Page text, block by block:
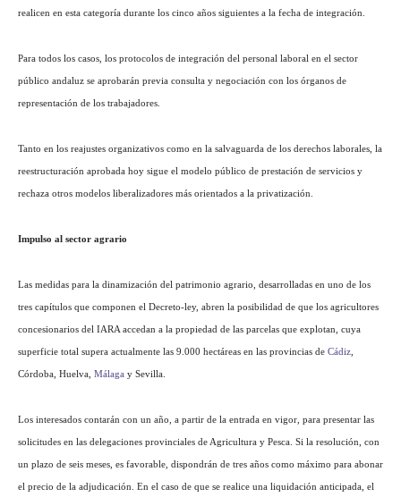
realicen en esta categoría durante los cinco años siguientes a la fecha de integración.
Para todos los casos, los protocolos de integración del personal laboral en el sector
público andaluz se aprobarán previa consulta y negociación con los órganos de
representación de los trabajadores.
Tanto en los reajustes organizativos como en la salvaguarda de los derechos laborales, la
reestructuración aprobada hoy sigue el modelo público de prestación de servicios y
rechaza otros modelos liberalizadores más orientados a la privatización.
Impulso al sector agrario
Las medidas para la dinamización del patrimonio agrario, desarrolladas en uno de los
tres capítulos que componen el Decreto-ley, abren la posibilidad de que los agricultores
concesionarios del IARA accedan a la propiedad de las parcelas que explotan, cuya
superficie total supera actualmente las 9.000 hectáreas en las provincias de Cádiz,
Córdoba, Huelva, Málaga y Sevilla.
Los interesados contarán con un año, a partir de la entrada en vigor, para presentar las
solicitudes en las delegaciones provinciales de Agricultura y Pesca. Si la resolución, con
un plazo de seis meses, es favorable, dispondrán de tres años como máximo para abonar
el precio de la adjudicación. En el caso de que se realice una liquidación anticipada, el